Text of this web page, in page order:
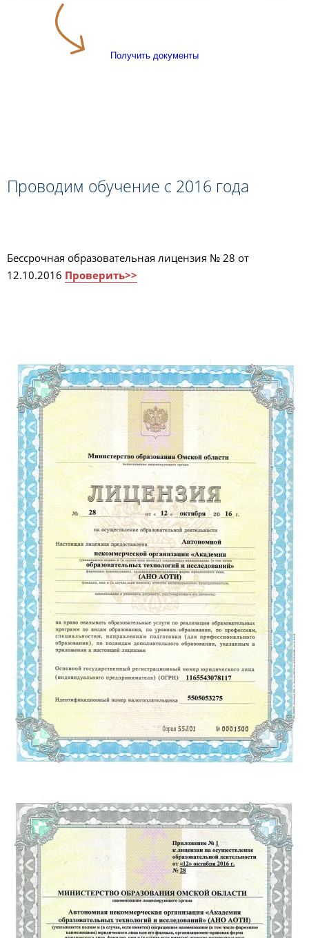
Получить документы
Проводим обучение с 2016 года
Бессрочная образовательная лицензия № 28 от
12.10.2016 Проверить>>